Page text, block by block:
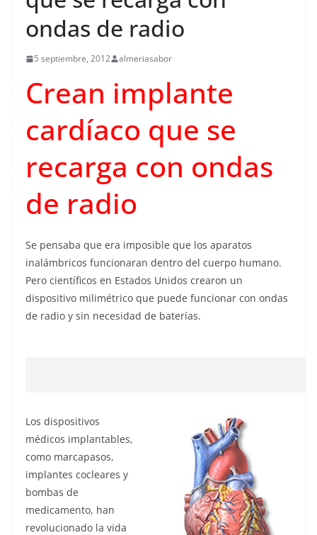
ondas de radio
5 septiembre, 2012 almeriasabor
Crean implante
cardíaco que se
recarga con ondas
de radio
Se pensaba que era imposible que los aparatos
inalámbricos funcionaran dentro del cuerpo humano.
Pero científicos en Estados Unidos crearon un
dispositivo milimétrico que puede funcionar con ondas
de radio y sin necesidad de baterías.
Los dispositivos
médicos implantables,
como marcapasos,
implantes cocleares y
bombas de
medicamento, han
revolucionado la vida